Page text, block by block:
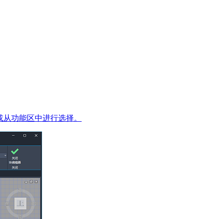
功能区中进行选择。